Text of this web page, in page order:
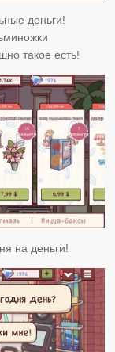
деньги!
такое есть!
на деньги!